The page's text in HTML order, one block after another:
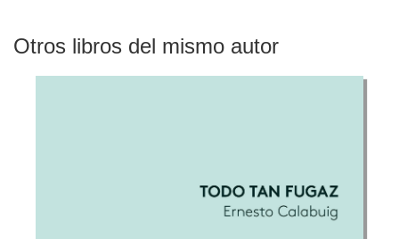
Otros libros del mismo autor